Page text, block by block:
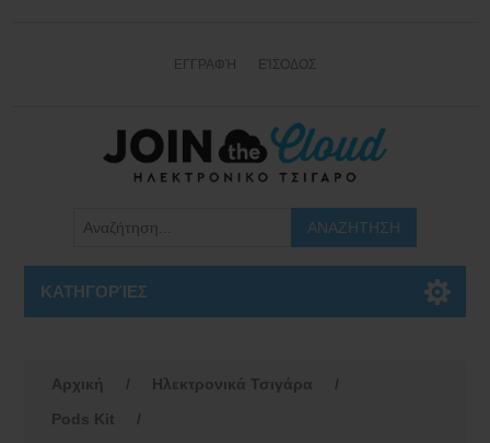
ΕΓΓΡΑΦΉ ΕΊΣΟΔΟΣ
ΚΑΤΗΓΟΡΊΕΣ
Αρχική / Ηλεκτρονικά Τσιγάρα
/
Pods Kit
/